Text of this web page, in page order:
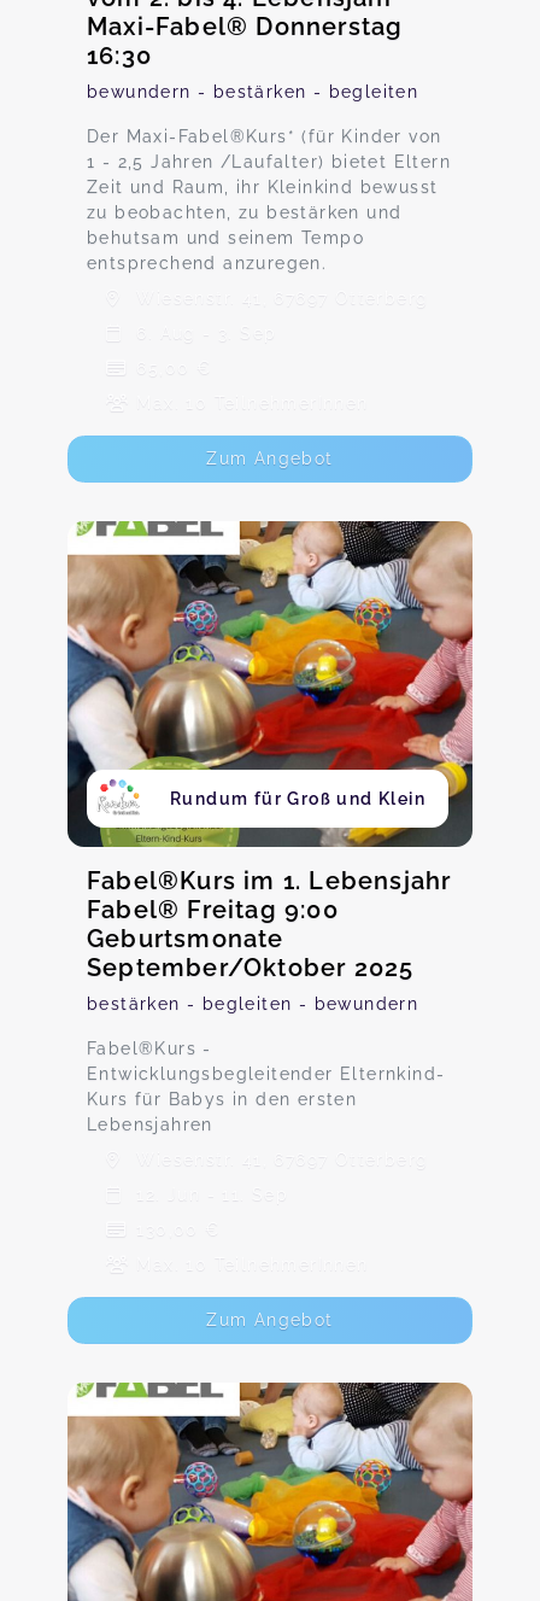
Maxi-Fabel® Donnerstag
16:30
bewundern - bestärken - begleiten
Der Maxi-Fabel®Kurs* (für Kinder von
1 - 2,5 Jahren /Laufalter) bietet Eltern
Zeit und Raum, ihr Kleinkind bewusst
zu beobachten, zu bestärken und
behutsam und seinem Tempo
entsprechend anzuregen.
Wiesenstr. 41, 67697 Otterberg
6. Aug - 3. Sep
65,00 €
Max. 10 TeilnehmerInnen
Zum Angebot
Rundum für Groß und Klein
Fabel®Kurs im 1. Lebensjahr
Fabel® Freitag 9:00
Geburtsmonate
September/Oktober 2025
bestärken - begleiten - bewundern
Fabel®️Kurs -
Entwicklungsbegleitender Elternkind-
Kurs für Babys in den ersten
Lebensjahren
Wiesenstr. 41, 67697 Otterberg
12. Jun - 11. Sep
130,00 €
Max. 10 TeilnehmerInnen
Zum Angebot